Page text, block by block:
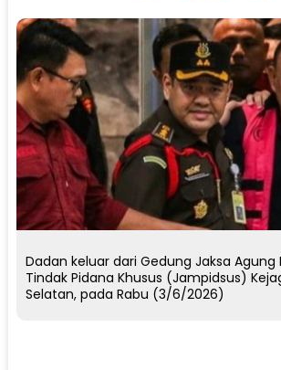
Dadan keluar dari Gedung Jaksa Agung
Tindak Pidana Khusus (Jampidsus)
Selatan, pada Rabu (3/6/2026)